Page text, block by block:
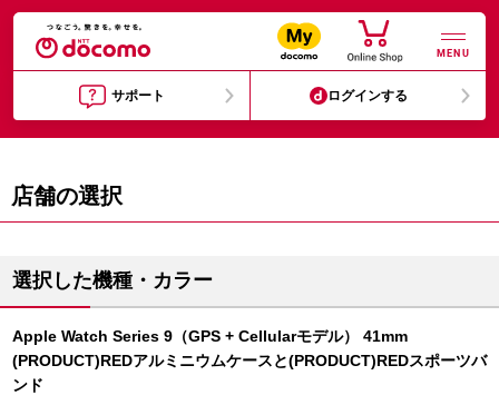
MENU
サポート ログインする
店舗の選択
選択した機種・カラー
Apple Watch Series 9（GPS + Cellularモデル） 41mm
(PRODUCT)REDアルミニウムケースと(PRODUCT)REDスポーツバ
ンド